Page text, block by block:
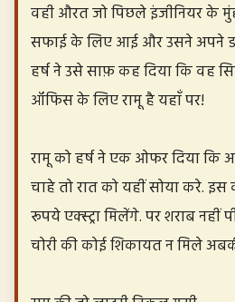
वही औरत जो पिछले इंजीनियर के
सफाई के लिए आई और उसने अपने
हर्ष ने उसे साफ़ कह दिया कि वह
ऑफिस के लिए रामू है यहाँ पर!
रामू को हर्ष ने एक ओफर दिया कि
चाहे तो रात को यहीं सोया करे.
रूपये एक्स्ट्रा मिलेंगे. पर शराब नहीं
चोरी की कोई शिकायत न मिले